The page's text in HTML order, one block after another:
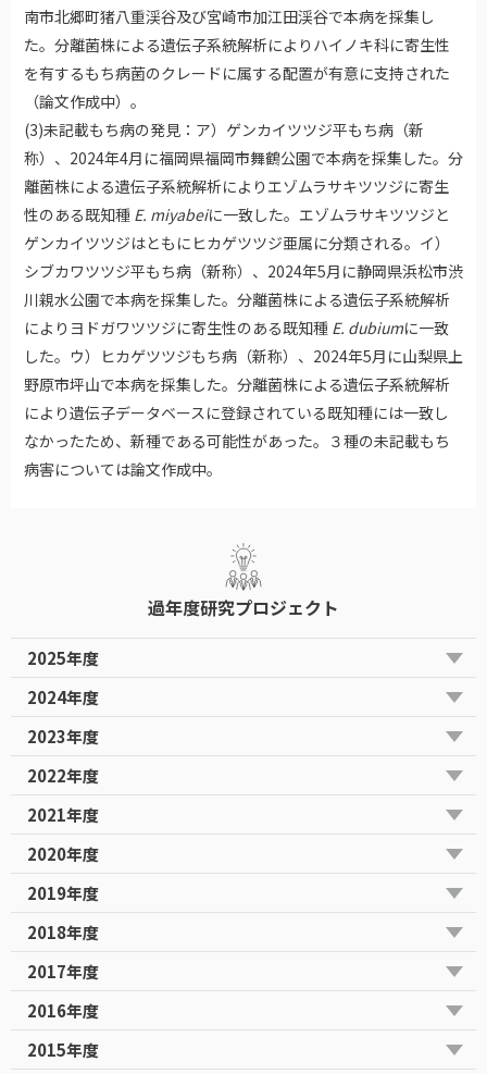
南市北郷町猪八重渓谷及び宮崎市加江田渓谷で本病を採集し
た。分離菌株による遺伝子系統解析によりハイノキ科に寄生性
を有するもち病菌のクレードに属する配置が有意に支持された
（論文作成中）。
(3)未記載もち病の発見：ア）ゲンカイツツジ平もち病（新
称）、2024年4月に福岡県福岡市舞鶴公園で本病を採集した。分
離菌株による遺伝子系統解析によりエゾムラサキツツジに寄生
性のある既知種 E. miyabeiに一致した。エゾムラサキツツジと
ゲンカイツツジはともにヒカゲツツジ亜属に分類される。イ）
シブカワツツジ平もち病（新称）、2024年5月に静岡県浜松市渋
川親水公園で本病を採集した。分離菌株による遺伝子系統解析
によりヨドガワツツジに寄生性のある既知種 E. dubiumに一致
した。ウ）ヒカゲツツジもち病（新称）、2024年5月に山梨県上
野原市坪山で本病を採集した。分離菌株による遺伝子系統解析
により遺伝子データベースに登録されている既知種には一致し
なかったため、新種である可能性があった。３種の未記載もち
病害については論文作成中。
過年度研究プロジェクト
2025年度
2024年度
2023年度
2022年度
2021年度
2020年度
2019年度
2018年度
2017年度
2016年度
2015年度